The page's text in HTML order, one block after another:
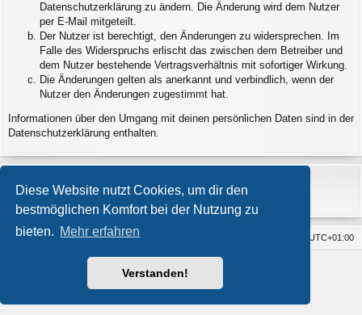
Diese Website nutzt Cookies, um dir den
bestmöglichen Komfort bei der Nutzung zu
bieten. Mehr erfahren
Verstanden!
Datenschutzerklärung zu ändern. Die Änderung wird dem Nutzer
per E-Mail mitgeteilt.
Der Nutzer ist berechtigt, den Änderungen zu widersprechen. Im
Falle des Widerspruchs erlischt das zwischen dem Betreiber und
dem Nutzer bestehende Vertragsverhältnis mit sofortiger Wirkung.
Die Änderungen gelten als anerkannt und verbindlich, wenn der
Nutzer den Änderungen zugestimmt hat.
Informationen über den Umgang mit deinen persönlichen Daten sind in der
Datenschutzerklärung enthalten.
Foren-Übersicht UTC+01:00
Impressum
Powered byphpBB® Forum Software © phpBB Limited